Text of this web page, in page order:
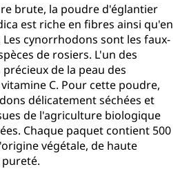
brute, la poudre d'églantier
est riche en fibres ainsi qu'en
cynorrhodons sont les faux-
de rosiers. L'un des
de la peau des
C. Pour cette poudre,
délicatement séchées et
de l'agriculture biologique
Chaque paquet contient 500
végétale, de haute